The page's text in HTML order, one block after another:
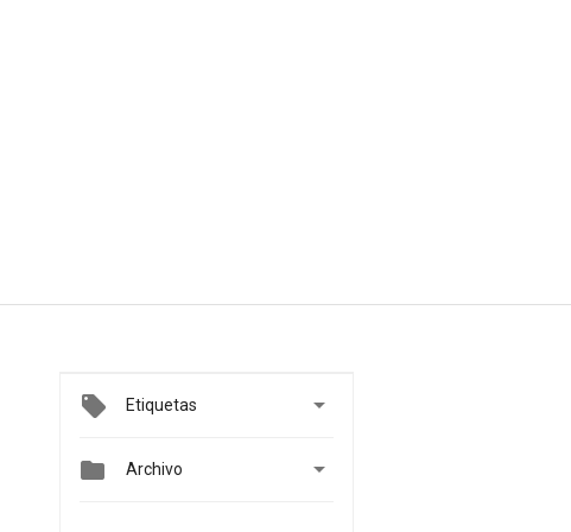
Etiquetas 
 Archivo 